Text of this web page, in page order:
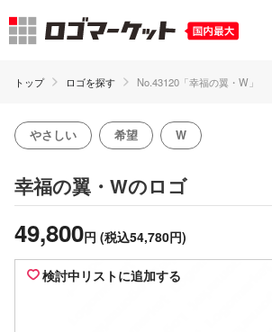
トップ ロゴを探す No.43120「幸福の翼・W」
やさしい 希望 W
幸福の翼・Wのロゴ
49,800円 (税込54,780円)
検討中リストに追加する